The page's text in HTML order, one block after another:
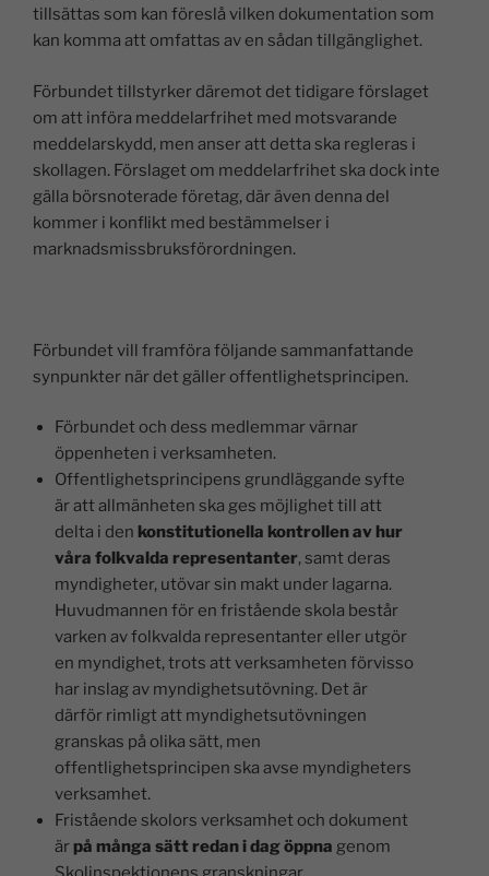
tillsättas som kan föreslå vilken dokumentation som
kan komma att omfattas av en sådan tillgänglighet.
Förbundet tillstyrker däremot det tidigare förslaget
om att införa meddelarfrihet med motsvarande
meddelarskydd, men anser att detta ska regleras i
skollagen. Förslaget om meddelarfrihet ska dock inte
gälla börsnoterade företag, där även denna del
kommer i konflikt med bestämmelser i
marknadsmissbruksförordningen.
Förbundet vill framföra följande sammanfattande
synpunkter när det gäller offentlighetsprincipen.
Förbundet och dess medlemmar värnar
öppenheten i verksamheten.
Offentlighetsprincipens grundläggande syfte
är att allmänheten ska ges möjlighet till att
delta i den konstitutionella kontrollen av hur
våra folkvalda representanter, samt deras
myndigheter, utövar sin makt under lagarna.
Huvudmannen för en fristående skola består
varken av folkvalda representanter eller utgör
en myndighet, trots att verksamheten förvisso
har inslag av myndighetsutövning. Det är
därför rimligt att myndighetsutövningen
granskas på olika sätt, men
offentlighetsprincipen ska avse myndigheters
verksamhet.
Fristående skolors verksamhet och dokument
ärpå många sätt redan i dag öppna genom